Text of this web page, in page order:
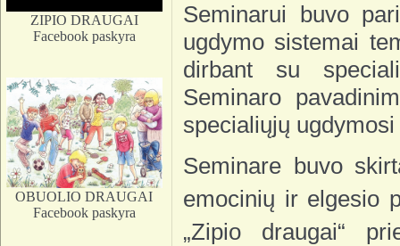
ZIPIO DRAUGAI
Facebook paskyra
OBUOLIO DRAUGAI
Facebook paskyra
Seminarui buvo
ugdymo sistemai
dirbant su
Seminaro
specialiųjų
Seminare buvo
emocinių ir elgesio
„Zipio draugai“